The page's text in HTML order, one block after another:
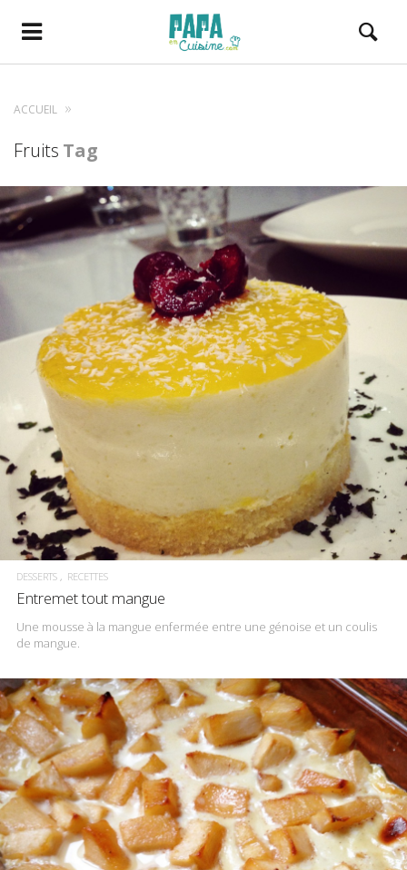
ACCUEIL
Fruits Tag
DESSERTS RECETTES
Entremet tout mangue
Une mousse à la mangue enfermée entre une génoise et un coulis
de mangue.